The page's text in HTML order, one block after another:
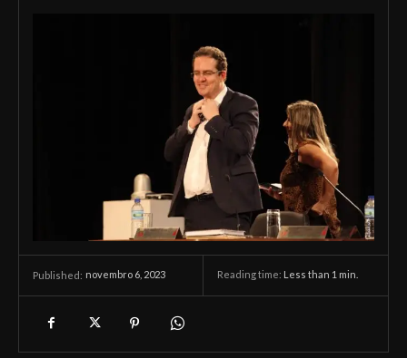
Published: novembro 6, 2023 Reading time: Less than 1 min.